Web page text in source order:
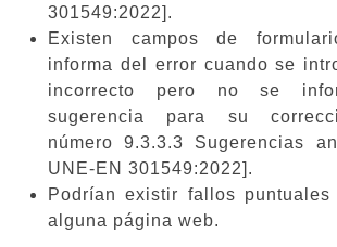
301549:2022].
Existen campos de
informa del error cuando se
incorrecto pero no se
sugerencia para su
número 9.3.3.3 Sugerencias
UNE-EN 301549:2022].
Podrían existir fallos
alguna página web.